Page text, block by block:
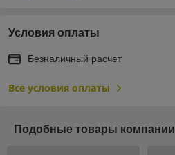
Условия оплаты
Безналичный расчет
Все условия оплаты
Подобные товары компании